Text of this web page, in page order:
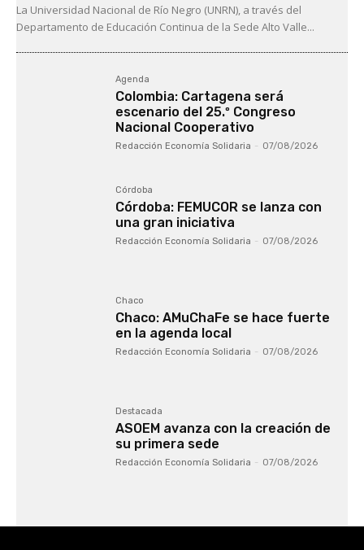
La Universidad Nacional de Río Negro (UNRN), a través del
Departamento de Educación Continua de la Sede Alto Valle...
Agenda
Colombia: Cartagena será
escenario del 25.º Congreso
Nacional Cooperativo
Redacción Economía Solidaria - 07/08/2026
Córdoba
Córdoba: FEMUCOR se lanza con
una gran iniciativa
Redacción Economía Solidaria - 07/08/2026
Chaco
Chaco: AMuChaFe se hace fuerte
en la agenda local
Redacción Economía Solidaria - 07/08/2026
Destacada
ASOEM avanza con la creación de
su primera sede
Redacción Economía Solidaria - 07/08/2026